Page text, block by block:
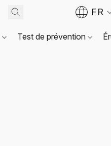
FR
Test de prévention